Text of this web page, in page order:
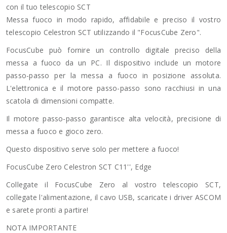
con il tuo telescopio SCT
Messa fuoco in modo rapido, affidabile e preciso il vostro
telescopio Celestron SCT utilizzando il "FocusCube Zero".
FocusCube può fornire un controllo digitale preciso della
messa a fuoco da un PC. Il dispositivo include un motore
passo-passo per la messa a fuoco in posizione assoluta.
L'elettronica e il motore passo-passo sono racchiusi in una
scatola di dimensioni compatte.
Il motore passo-passo garantisce alta velocità, precisione di
messa a fuoco e gioco zero.
Questo dispositivo serve solo per mettere a fuoco!
FocusCube Zero Celestron SCT C11'', Edge
Collegate il FocusCube Zero al vostro telescopio SCT,
collegate l'alimentazione, il cavo USB, scaricate i driver ASCOM
e sarete pronti a partire!
NOTA IMPORTANTE